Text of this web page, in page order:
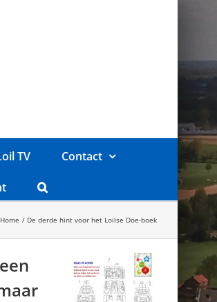
TV Contact
Home De derde hint voor het Loilse Doe-boek